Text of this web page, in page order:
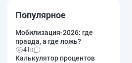
Популярное
Мобилизация-2026: где
правда, а где ложь?
41к
Калькулятор процентов